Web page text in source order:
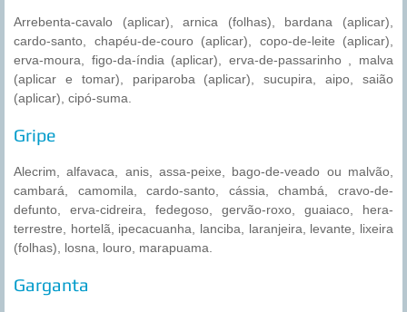
Arrebenta-cavalo (aplicar), arnica (folhas), bardana (aplicar),
cardo-santo, chapéu-de-couro (aplicar), copo-de-leite (aplicar),
erva-moura, figo-da-índia (aplicar), erva-de-passarinho , malva
(aplicar e tomar), pariparoba (aplicar), sucupira, aipo, saião
(aplicar), cipó-suma.
Gripe
Alecrim, alfavaca, anis, assa-peixe, bago-de-veado ou malvão,
cambará, camomila, cardo-santo, cássia, chambá, cravo-de-
defunto, erva-cidreira, fedegoso, gervão-roxo, guaiaco, hera-
terrestre, hortelã, ipecacuanha, lanciba, laranjeira, levante, lixeira
(folhas), losna, louro, marapuama.
Garganta